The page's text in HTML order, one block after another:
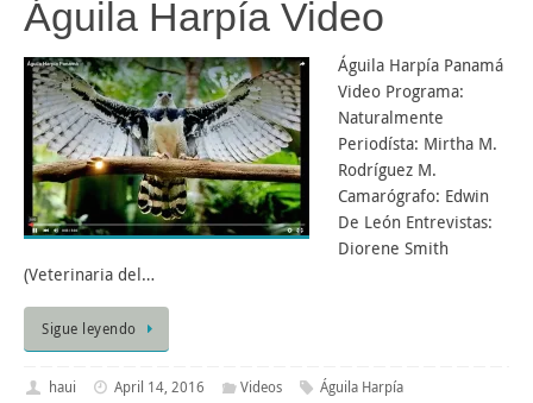
Águila Harpía Video
Águila Harpía Panamá
Video Programa:
Naturalmente
Periodísta: Mirtha M.
Rodríguez M.
Camarógrafo: Edwin
De León Entrevistas:
Diorene Smith
(Veterinaria del…
Sigue leyendo
haui April 14, 2016 Videos Águila Harpía